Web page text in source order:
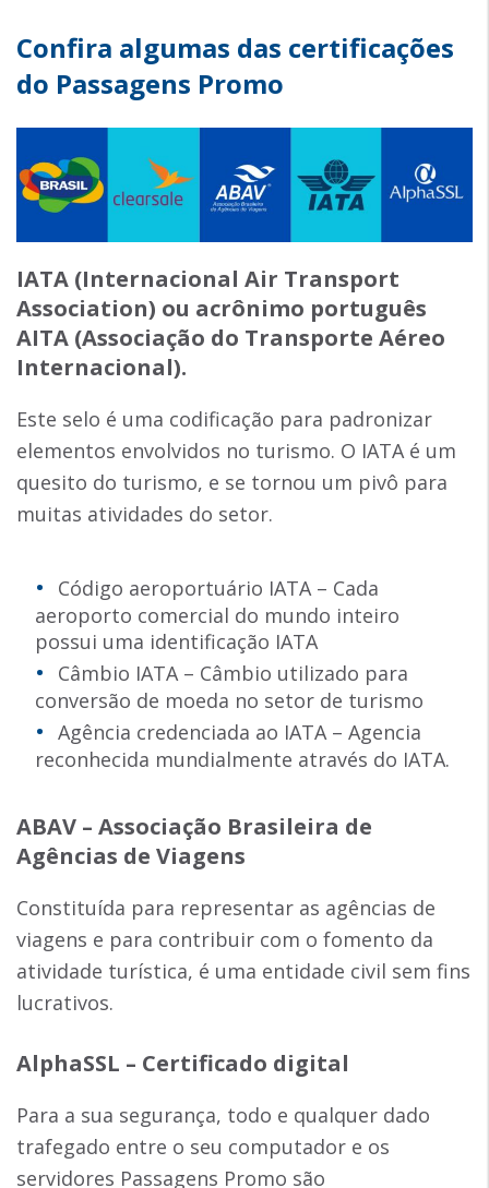
Confira algumas das certificações
do Passagens Promo
IATA (Internacional Air Transport
Association) ou acrônimo português
AITA (Associação do Transporte Aéreo
Internacional).
Este selo é uma codificação para padronizar
elementos envolvidos no turismo. O IATA é um
quesito do turismo, e se tornou um pivô para
muitas atividades do setor.
Código aeroportuário IATA – Cada
aeroporto comercial do mundo inteiro
possui uma identificação IATA
Câmbio IATA – Câmbio utilizado para
conversão de moeda no setor de turismo
Agência credenciada ao IATA – Agencia
reconhecida mundialmente através do IATA.
ABAV – Associação Brasileira de
Agências de Viagens
Constituída para representar as agências de
viagens e para contribuir com o fomento da
atividade turística, é uma entidade civil sem fins
lucrativos.
AlphaSSL – Certificado digital
Para a sua segurança, todo e qualquer dado
trafegado entre o seu computador e os
servidores Passagens Promo são